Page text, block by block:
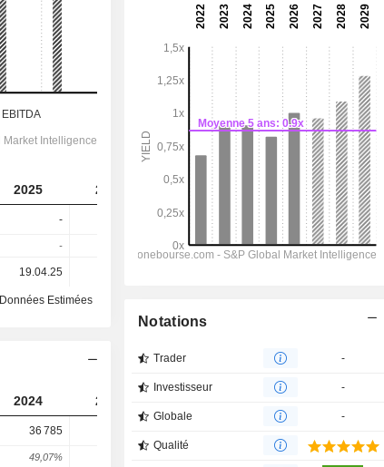
2025 2026 2028 2029
- -
- - -
19.04.25
Données Estimées
2024 2025
36 785
49,07%
Notations
Trader -
Investisseur -
Globale -
Qualité